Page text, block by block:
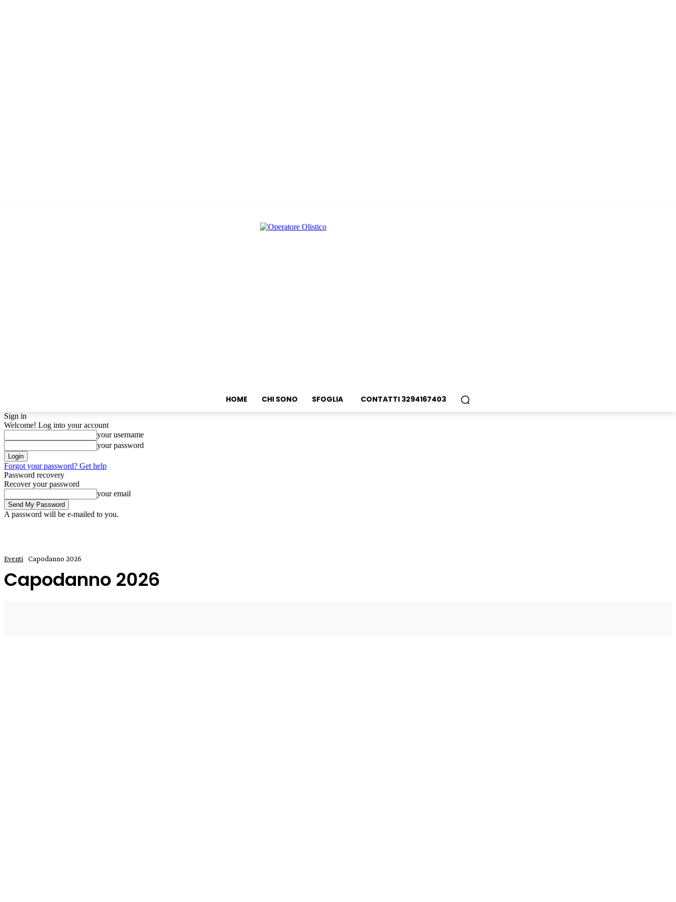
HOME CHI SONO SFOGLIA CONTATTI 3294167403
Sign in
Welcome! Log into your account
your username
your password
Forgot your password? Get help
Password recovery
Recover your password
your email
A password will be e-mailed to you.
Eventi Capodanno 2026
Capodanno 2026